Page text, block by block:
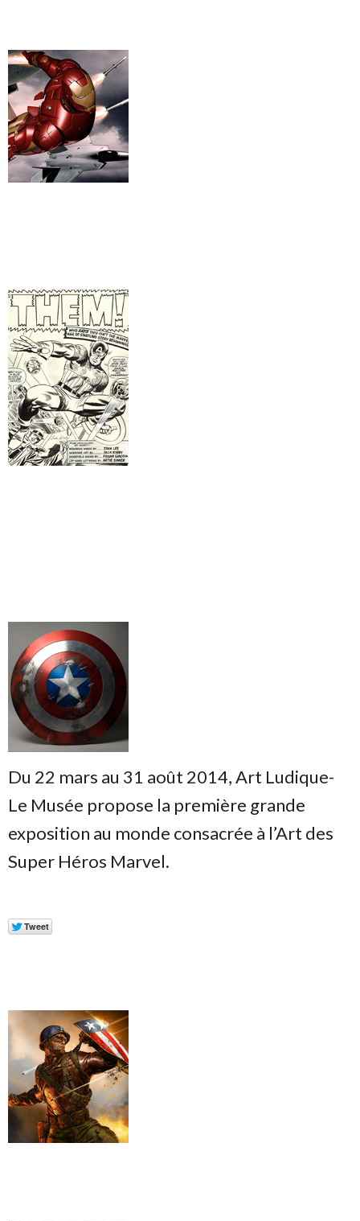
Du 22 mars au 31 août 2014, Art Ludique-
Le Musée propose la première grande
exposition au monde consacrée à l’Art des
Super Héros Marvel.